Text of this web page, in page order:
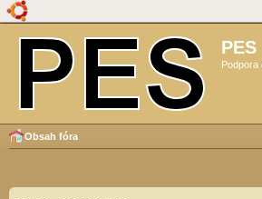
PES
Obsah fóra